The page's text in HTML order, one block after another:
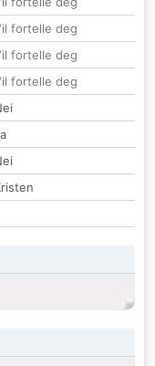
fortelle deg
fortelle deg
fortelle deg